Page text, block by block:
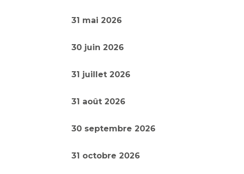
31 mai 2026
30 juin 2026
31 juillet 2026
31 août 2026
30 septembre 2026
31 octobre 2026